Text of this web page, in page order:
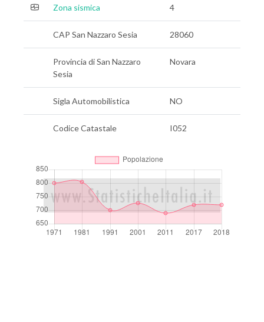
Zona sismica 4
CAP San Nazzaro Sesia 28060
Provincia di San Nazzaro
Sesia
Novara
Sigla Automobilistica NO
Codice Catastale I052